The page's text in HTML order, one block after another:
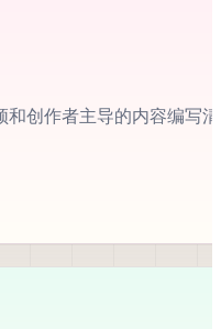
和创作者主导的内容编写